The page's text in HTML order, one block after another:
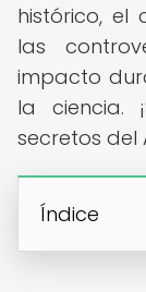
histórico, el
las
impacto
la ciencia.
secretos del
Índice